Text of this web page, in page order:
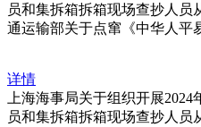
员和集拆箱拆箱现场查抄人员
通运输部关于点窜《中华人平
详情
上海海事局关于组织开展
员和集拆箱拆箱现场查抄人员